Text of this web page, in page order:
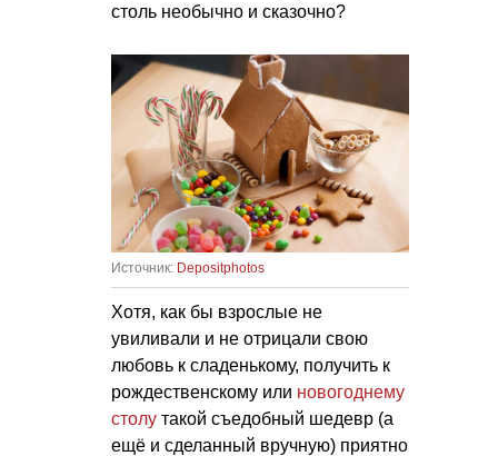
столь необычно и сказочно?
Источник: Depositphotos
Хотя, как бы взрослые не
увиливали и не отрицали свою
любовь к сладенькому, получить к
рождественскому или новогоднему
столу такой съедобный шедевр (а
ещё и сделанный вручную) приятно